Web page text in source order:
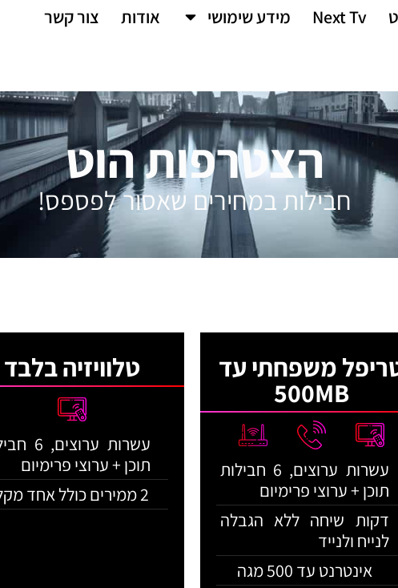
Next Tv מידע שימושי אודות צור קשר
הצטרפות הוט
חבילות במחירים שאסור לפספס!
משפחתי עד
500MB
עשרות ערוצים, 6 חבילות
תוכן + ערוצי פרימיום
דקות שיחה ללא הגבלה
לנייח ולנייד
אינטרנט עד 500 מגה
טלוויזיה בלבד
עשרות
תוכן + ערוצי פרימיום
2 ממירים כולל אחד מקליט